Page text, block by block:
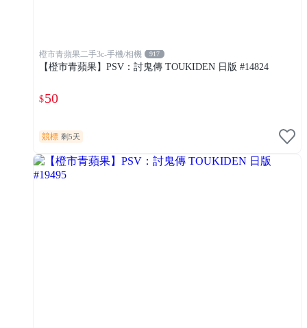
橙市青蘋果二手3c-手機/相機 917
【橙市青蘋果】PSV：討鬼傳 TOUKIDEN 日版 #14824
$50
競標 剩5天